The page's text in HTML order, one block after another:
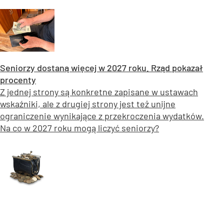
Seniorzy dostaną więcej w 2027 roku. Rząd pokazał
procenty
Z jednej strony są konkretne zapisane w ustawach
wskaźniki, ale z drugiej strony jest też unijne
ograniczenie wynikające z przekroczenia wydatków.
Na co w 2027 roku mogą liczyć seniorzy?